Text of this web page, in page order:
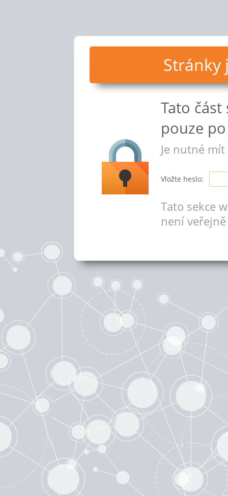
Stránky
Tato
pouze
Je nutné
Vložte heslo:
Tato sekce
není